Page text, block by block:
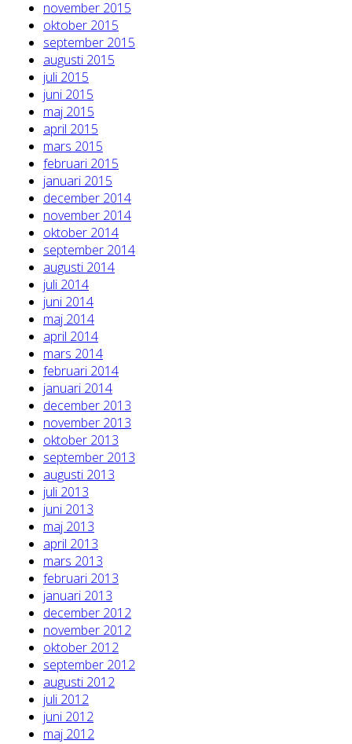
november 2015
oktober 2015
september 2015
augusti 2015
juli 2015
juni 2015
maj 2015
april 2015
mars 2015
februari 2015
januari 2015
december 2014
november 2014
oktober 2014
september 2014
augusti 2014
juli 2014
juni 2014
maj 2014
april 2014
mars 2014
februari 2014
januari 2014
december 2013
november 2013
oktober 2013
september 2013
augusti 2013
juli 2013
juni 2013
maj 2013
april 2013
mars 2013
februari 2013
januari 2013
december 2012
november 2012
oktober 2012
september 2012
augusti 2012
juli 2012
juni 2012
maj 2012